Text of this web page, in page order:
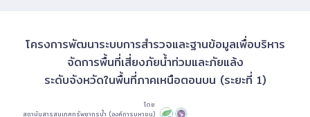
โครงการพัฒนาระบบการสำรวจและฐานข้อมูลเพื่อบริหาร
จัดการพื้นที่เสี่ยงภัยน้ำท่วมและภัยแล้ง
ระดับจังหวัดในพื้นที่ภาคเหนือตอนบน (ระยะที่ 1)
โดย
สถาบันสารสนเทศทรัพยากรน้ำ (องค์การมหาชน)